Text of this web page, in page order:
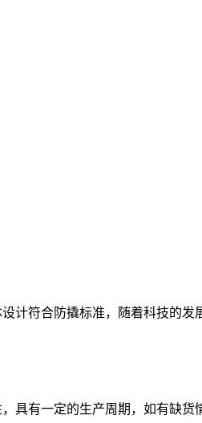
计符合防撬标准，随着科技的
具有一定的生产周期，如有缺货